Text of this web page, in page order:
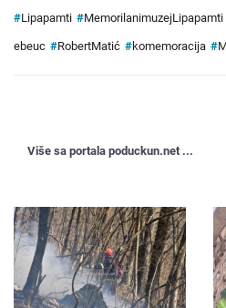
#Lipapamti #MemorilanimuzejLipapamti
ebeuc #RobertMatić #komemoracija #
Više sa portala poduckun.net ...